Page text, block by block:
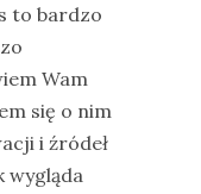
to bardzo
Wam
się o nim
i źródeł
wygląda